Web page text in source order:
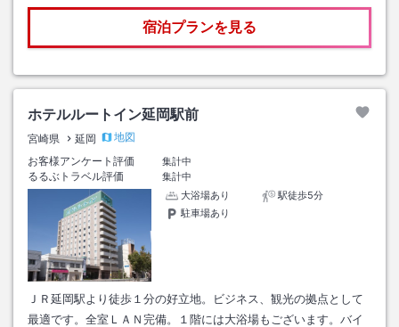
宿泊プランを見る
ホテルルートイン延岡駅前
宮崎県 延岡
地図
お客様アンケート評価
集計中
るるぶトラベル評価
集計中
大浴場あり
駅徒歩5分
駐車場あり
ＪＲ延岡駅より徒歩１分の好立地。ビジネス、観光の拠点として
最適です。全室ＬＡＮ完備。１階には大浴場もございます。バイ